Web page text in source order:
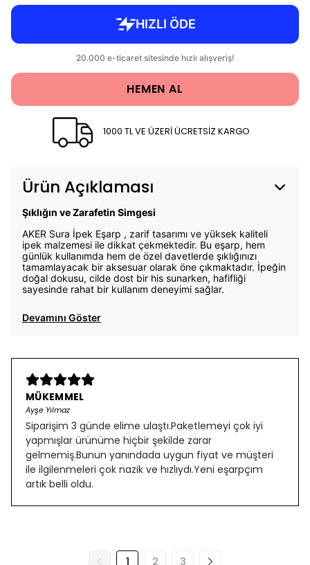
HEMEN AL
1000 TL VE ÜZERİ ÜCRETSİZ KARGO
Ürün Açıklaması
Şıklığın ve Zarafetin Simgesi
AKER Sura İpek Eşarp , zarif tasarımı ve yüksek kaliteli
ipek malzemesi ile dikkat çekmektedir. Bu eşarp, hem
günlük kullanımda hem de özel davetlerde şıklığınızı
tamamlayacak bir aksesuar olarak öne çıkmaktadır. İpeğin
doğal dokusu, cilde dost bir his sunarken, hafifliği
sayesinde rahat bir kullanım deneyimi sağlar.
Devamını Göster
MÜKEMMEL
Ayşe Yılmaz
Siparişim 3 günde elime ulaştı.Paketlemeyi çok iyi
yapmışlar ürünüme hiçbir şekilde zarar
gelmemiş.Bunun yanındada uygun fiyat ve müşteri
ile ilgilenmeleri çok nazik ve hızlıydı.Yeni eşarpçım
artık belli oldu.
1 2 3